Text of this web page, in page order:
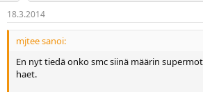
18.3.2014
mjtee sanoi:
En nyt tiedä onko smc siinä määrin
haet.